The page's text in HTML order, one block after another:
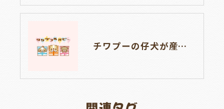
チワプーの仔犬が産まれました🐶岐阜県養老町のブリーダー「ワンダフルパピー」です。